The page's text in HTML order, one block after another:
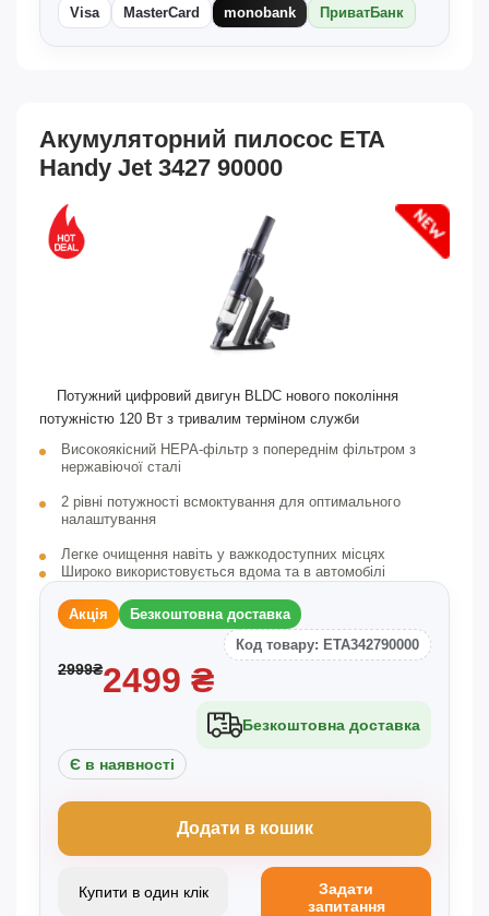
Visa MasterCard monobank ПриватБанк
Акумуляторний пилосос ETA
Handy Jet 3427 90000
Потужний цифровий двигун BLDC нового покоління
потужністю 120 Вт з тривалим терміном служби
Високоякісний HEPA-фільтр з попереднім фільтром з
нержавіючої сталі
2 рівні потужності всмоктування для оптимального
налаштування
Легке очищення навіть у важкодоступних місцях
Широко використовується вдома та в автомобілі
Акція
Безкоштовна доставка
Код товару: ETA342790000
2999₴2499 ₴
Безкоштовна доставка
Є в наявності
Додати в кошик
Купити в один клік
Задати
запитання